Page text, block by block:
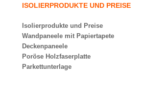
ISOLIERPRODUKTE UND PREISE
Isolierprodukte und Preise
Wandpaneele mit Papiertapete
Deckenpaneele
Poröse Holzfaserplatte
Parkettunterlage